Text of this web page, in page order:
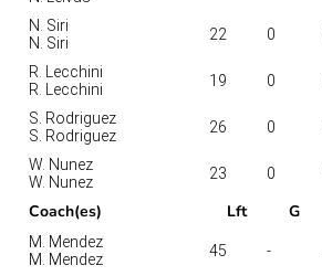
N. Siri
N. Siri
22 0
R. Lecchini
R. Lecchini
19 0
S. Rodriguez
S. Rodriguez
26 0
W. Nunez
W. Nunez
23 0
Coach(es) Lft G
M. Mendez
M. Mendez
45 -